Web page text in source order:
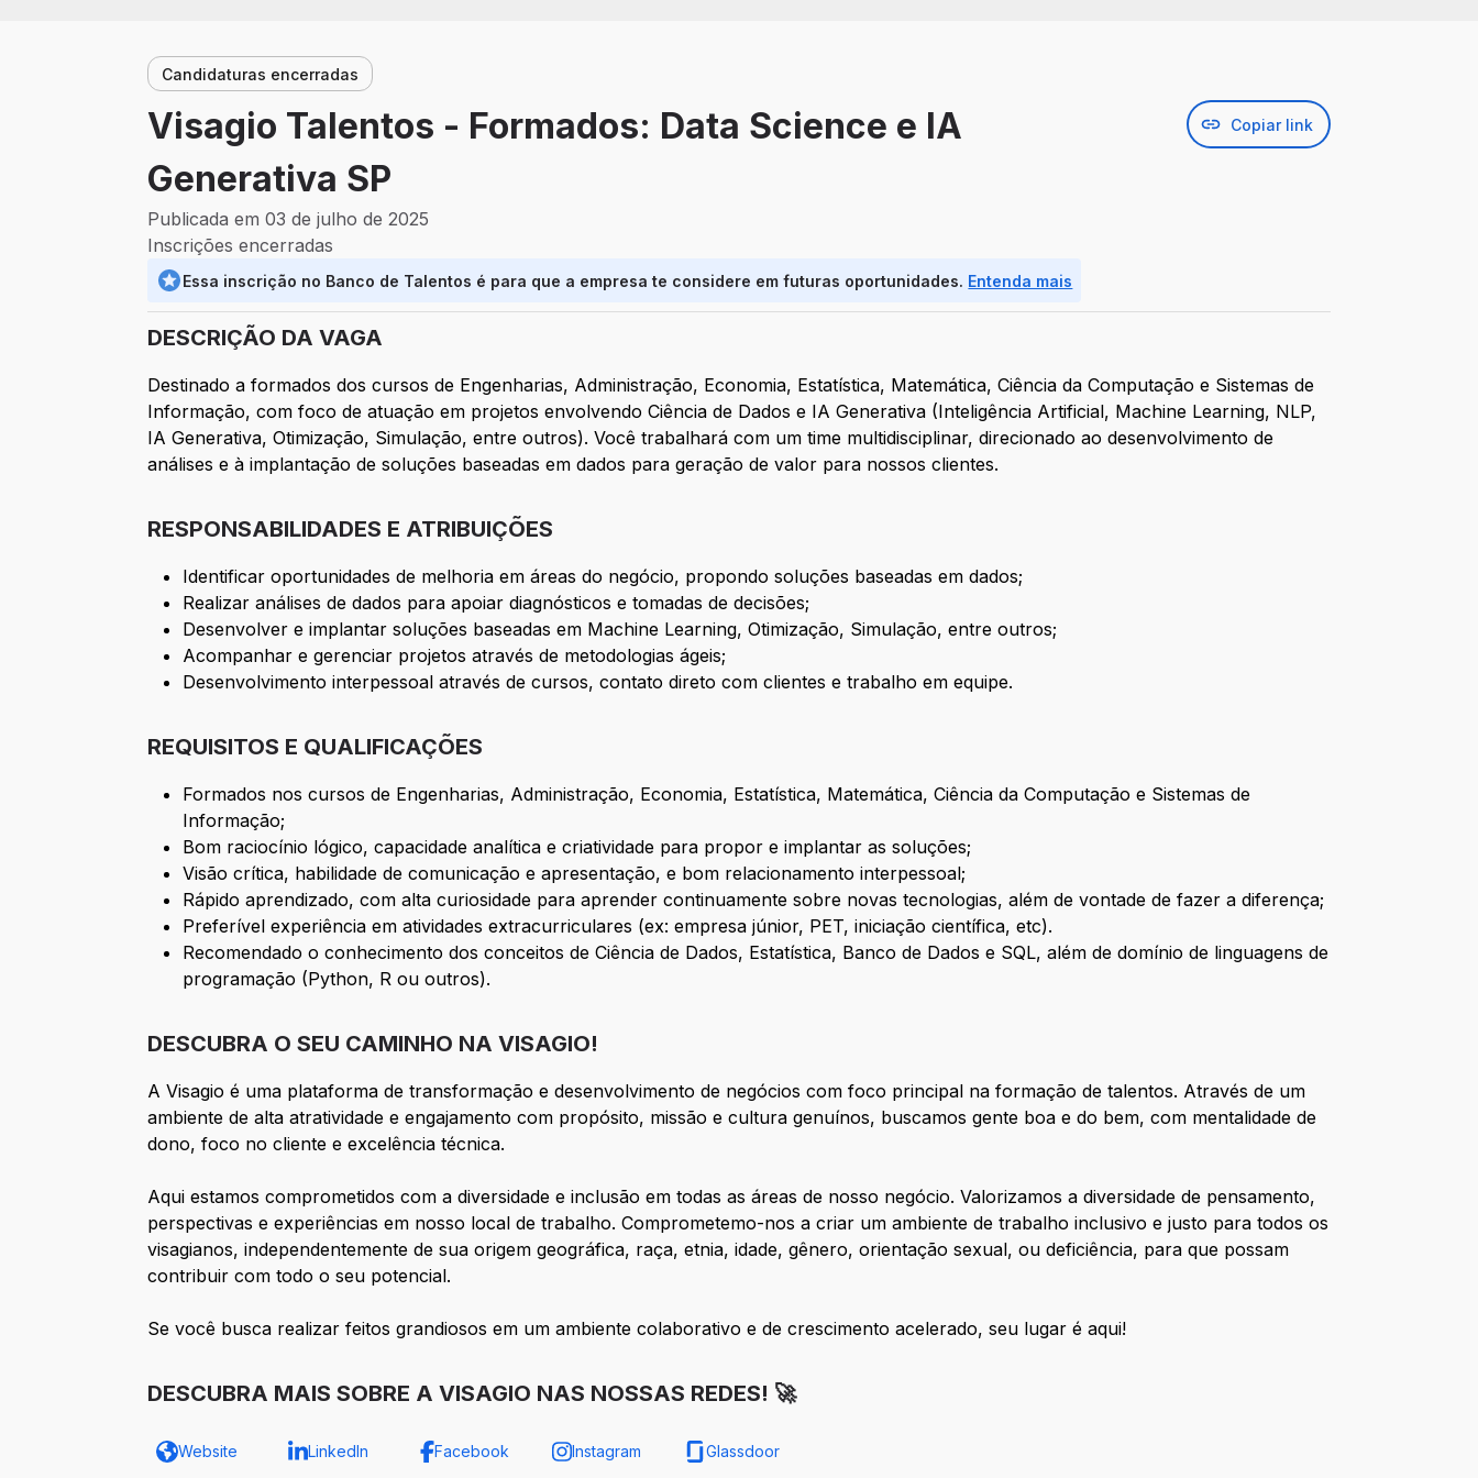
Candidaturas encerradas
Visagio Talentos - Formados: Data Science e IA
Generativa SP
Copiar link
Publicada em 03 de julho de 2025
Inscrições encerradas
Essa inscrição no Banco de Talentos é para que a empresa te considere em futuras oportunidades. Entenda mais
DESCRIÇÃO DA VAGA
Destinado a formados dos cursos de Engenharias, Administração, Economia, Estatística, Matemática, Ciência da Computação e Sistemas de
Informação, com foco de atuação em projetos envolvendo Ciência de Dados e IA Generativa (Inteligência Artificial, Machine Learning, NLP,
IA Generativa, Otimização, Simulação, entre outros). Você trabalhará com um time multidisciplinar, direcionado ao desenvolvimento de
análises e à implantação de soluções baseadas em dados para geração de valor para nossos clientes.
RESPONSABILIDADES E ATRIBUIÇÕES
Identificar oportunidades de melhoria em áreas do negócio, propondo soluções baseadas em dados;
Realizar análises de dados para apoiar diagnósticos e tomadas de decisões;
Desenvolver e implantar soluções baseadas em Machine Learning, Otimização, Simulação, entre outros;
Acompanhar e gerenciar projetos através de metodologias ágeis;
Desenvolvimento interpessoal através de cursos, contato direto com clientes e trabalho em equipe.
REQUISITOS E QUALIFICAÇÕES
Formados nos cursos de Engenharias, Administração, Economia, Estatística, Matemática, Ciência da Computação e Sistemas de
Informação;
Bom raciocínio lógico, capacidade analítica e criatividade para propor e implantar as soluções;
Visão crítica, habilidade de comunicação e apresentação, e bom relacionamento interpessoal;
Rápido aprendizado, com alta curiosidade para aprender continuamente sobre novas tecnologias, além de vontade de fazer a diferença;
Preferível experiência em atividades extracurriculares (ex: empresa júnior, PET, iniciação científica, etc).
Recomendado o conhecimento dos conceitos de Ciência de Dados, Estatística, Banco de Dados e SQL, além de domínio de linguagens de
programação (Python, R ou outros).
DESCUBRA O SEU CAMINHO NA VISAGIO!
A Visagio é uma plataforma de transformação e desenvolvimento de negócios com foco principal na formação de talentos. Através de um
ambiente de alta atratividade e engajamento com propósito, missão e cultura genuínos, buscamos gente boa e do bem, com mentalidade de
dono, foco no cliente e excelência técnica.
Aqui estamos comprometidos com a diversidade e inclusão em todas as áreas de nosso negócio. Valorizamos a diversidade de pensamento,
perspectivas e experiências em nosso local de trabalho. Comprometemo-nos a criar um ambiente de trabalho inclusivo e justo para todos os
visagianos, independentemente de sua origem geográfica, raça, etnia, idade, gênero, orientação sexual, ou deficiência, para que possam
contribuir com todo o seu potencial.
Se você busca realizar feitos grandiosos em um ambiente colaborativo e de crescimento acelerado, seu lugar é aqui!
DESCUBRA MAIS SOBRE A VISAGIO NAS NOSSAS REDES! 🚀
Website LinkedIn Facebook Instagram Glassdoor